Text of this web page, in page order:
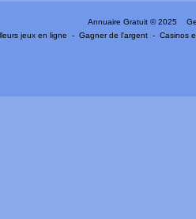
Annuaire Gratuit © 2025
jeux en ligne
-Gagner de l'argent -Casinos